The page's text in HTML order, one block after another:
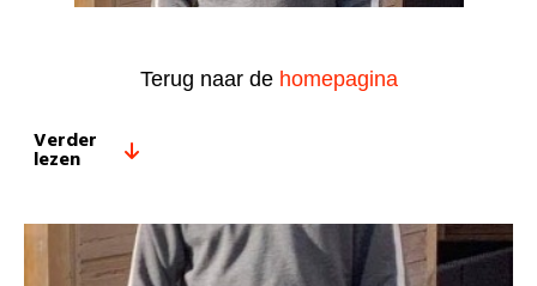
Terug naar de homepagina
Verder
lezen